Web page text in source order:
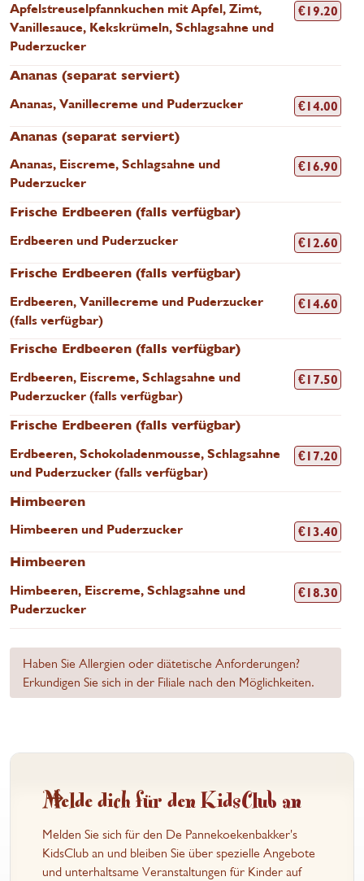
Apfelstreuselpfannkuchen mit Apfel, Zimt,
Vanillesauce, Kekskrümeln, Schlagsahne und
Puderzucker
€19.20
Ananas (separat serviert)
Ananas, Vanillecreme und Puderzucker
€14.00
Ananas (separat serviert)
Ananas, Eiscreme, Schlagsahne und
Puderzucker
€16.90
Frische Erdbeeren (falls verfügbar)
Erdbeeren und Puderzucker
€12.60
Frische Erdbeeren (falls verfügbar)
Erdbeeren, Vanillecreme und Puderzucker
(falls verfügbar)
€14.60
Frische Erdbeeren (falls verfügbar)
Erdbeeren, Eiscreme, Schlagsahne und
Puderzucker (falls verfügbar)
€17.50
Frische Erdbeeren (falls verfügbar)
Erdbeeren, Schokoladenmousse, Schlagsahne
und Puderzucker (falls verfügbar)
€17.20
Himbeeren
Himbeeren und Puderzucker
€13.40
Himbeeren
Himbeeren, Eiscreme, Schlagsahne und
Puderzucker
€18.30
Haben Sie Allergien oder diätetische Anforderungen?
Erkundigen Sie sich in der Filiale nach den Möglichkeiten.
Melde dich für den KidsClub an
Melden Sie sich für den De Pannekoekenbakker's
KidsClub an und bleiben Sie über spezielle Angebote
und unterhaltsame Veranstaltungen für Kinder auf